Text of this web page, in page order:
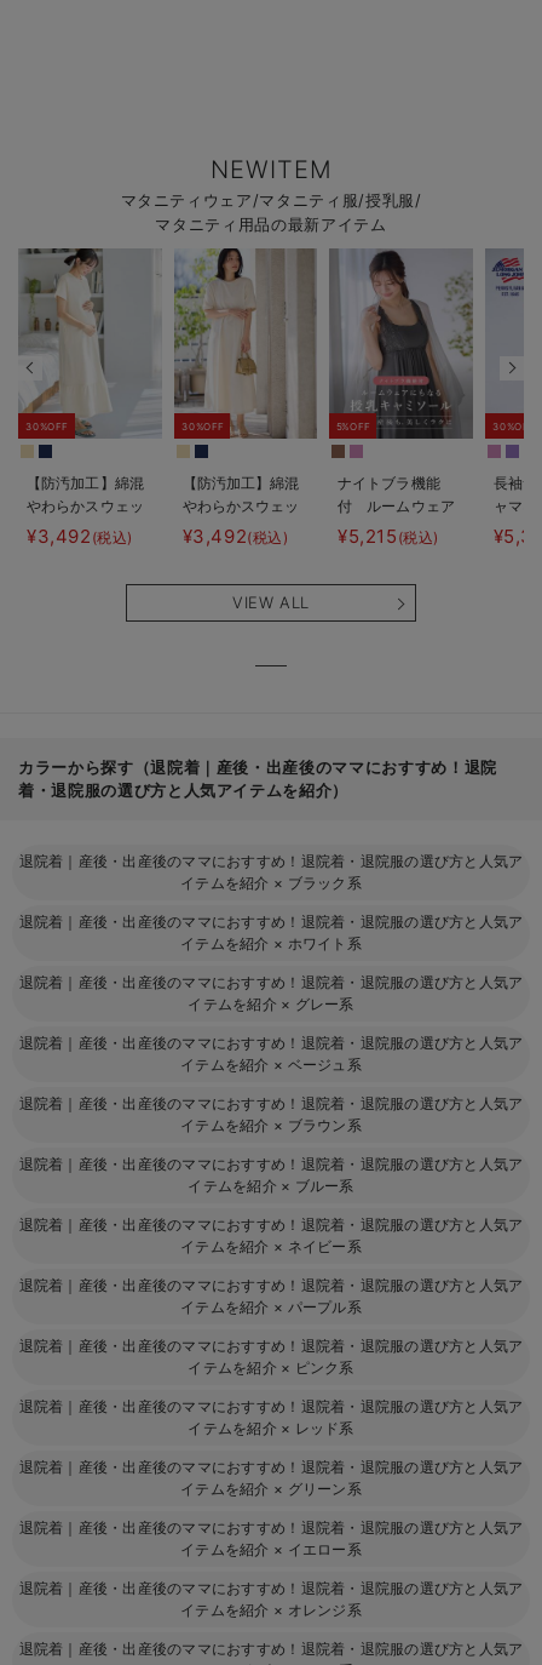
NEWITEM
マタニティウェア/マタニティ服/授乳服/
マタニティ用品の最新アイテム
30%OFF
【防汚加工】綿混
やわらかスウェッ
ト半袖ティアード
ネグリジェ マタ
¥3,492 (税込)
30%OFF
【防汚加工】綿混
やわらかスウェッ
ト半袖フレアワン
ピース マタニテ
も長く使える】
¥3,492(税込)
5%OFF
ナイトブラ機能
付 ルームウェア
にもなる授乳キャ
ミソール
¥5,215 (税込)
30%OFF
長袖サ
ャマ
ェー
VIEW ALL
カラーから探す（退院着｜産後・出産後のママにおすすめ！退院
着・退院服の選び方と人気アイテムを紹介）
退院着｜産後・出産後のママにおすすめ！退院着・退院服の選び方と人気ア
イテムを紹介 × ブラック系
退院着｜産後・出産後のママにおすすめ！退院着・退院服の選び方と人気ア
イテムを紹介 × ホワイト系
退院着｜産後・出産後のママにおすすめ！退院着・退院服の選び方と人気ア
イテムを紹介 × グレー系
退院着｜産後・出産後のママにおすすめ！退院着・退院服の選び方と人気ア
イテムを紹介 × ベージュ系
退院着｜産後・出産後のママにおすすめ！退院着・退院服の選び方と人気ア
イテムを紹介 × ブラウン系
退院着｜産後・出産後のママにおすすめ！退院着・退院服の選び方と人気ア
イテムを紹介 × ブルー系
退院着｜産後・出産後のママにおすすめ！退院着・退院服の選び方と人気ア
イテムを紹介 × ネイビー系
退院着｜産後・出産後のママにおすすめ！退院着・退院服の選び方と人気ア
イテムを紹介 × パープル系
退院着｜産後・出産後のママにおすすめ！退院着・退院服の選び方と人気ア
イテムを紹介 × ピンク系
退院着｜産後・出産後のママにおすすめ！退院着・退院服の選び方と人気ア
イテムを紹介 × レッド系
退院着｜産後・出産後のママにおすすめ！退院着・退院服の選び方と人気ア
イテムを紹介 × グリーン系
退院着｜産後・出産後のママにおすすめ！退院着・退院服の選び方と人気ア
イテムを紹介 × イエロー系
退院着｜産後・出産後のママにおすすめ！退院着・退院服の選び方と人気ア
イテムを紹介 × オレンジ系
退院着｜産後・出産後のママにおすすめ！退院着・退院服の選び方と人気ア